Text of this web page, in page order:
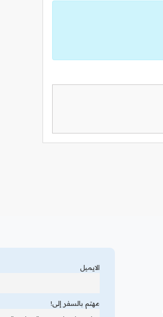
الايميل
مهتم بالسفر إلى!